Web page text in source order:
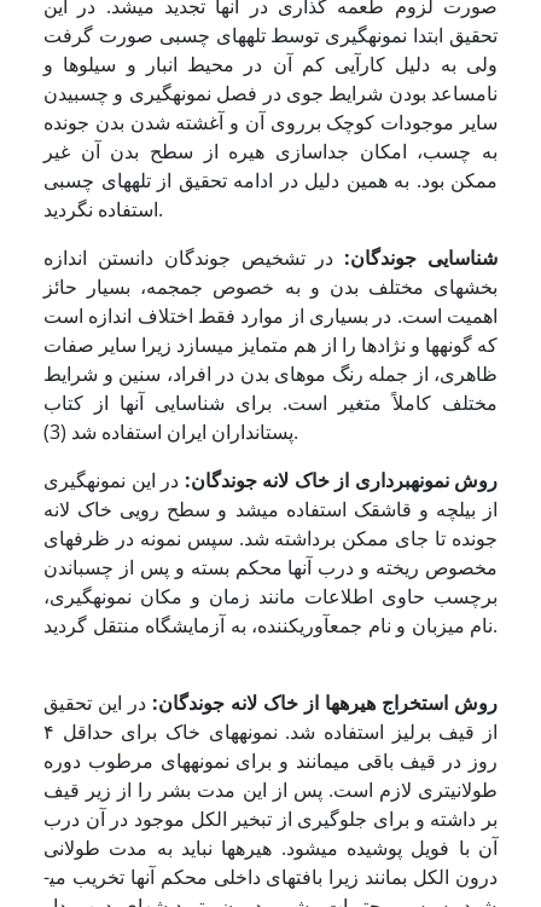
صورت لزوم طعمه گذاری در آنها تجدید می­شد. در این
تحقیق ابتدا نمونه­گیری توسط تله­های چسبی صورت گرفت
ولی به دلیل کارآیی کم آن در محیط انبار و سیلوها و
نامساعد بودن شرایط جوی در فصل نمونه­گیری و چسبیدن
سایر موجودات کوچک برروی آن و آغشته شدن بدن جونده
به چسب، امکان جداسازی هیره از سطح بدن آن غیر
ممکن بود. به همین دلیل در ادامه تحقیق از تله­های چسبی
استفاده نگردید.
شناسایی جوندگان: در تشخیص جوندگان دانستن اندازه
بخشهای مختلف بدن و به خصوص جمجمه، بسیار حائز
اهمیت است. در بسیاری از موارد فقط اختلاف اندازه است
که گونه­ها و نژادها را از هم متمایز می­سازد زیرا سایر صفات
ظاهری، از جمله رنگ موهای بدن در افراد، سنین و شرایط
مختلف کاملاً متغیر است. برای شناسایی آنها از کتاب
پستانداران ایران استفاده شد (3).
روش نمونه­برداری از خاک لانه جوندگان: در این نمونه­گیری
از بیلچه و قاشقک استفاده می­شد و سطح رویی خاک لانه
جونده تا جای ممکن برداشته شد. سپس نمونه در ظرفهای
مخصوص ریخته و درب آنها محکم بسته و پس از چسباندن
برچسب حاوی اطلاعات مانند زمان و مکان نمونه­گیری،
نام میزبان و نام جمع­آوری­کننده، به آزمایشگاه منتقل گردید.
روش استخراج هیره­ها از خاک لانه جوندگان: در این تحقیق
از قیف برلیز استفاده شد. نمونه­های خاک برای حداقل ۴
روز در قیف باقی می­مانند و برای نمونه­های مرطوب دوره
طولانی­تری لازم است. پس از این مدت بشر را از زیر قیف
بر داشته و برای جلوگیری از تبخیر الکل موجود در آن درب
آن با فویل پوشیده می­شود. هیره­ها نباید به مدت طولانی
درون الکل بمانند زیرا بافتهای داخلی محکم آنها تخریب می­